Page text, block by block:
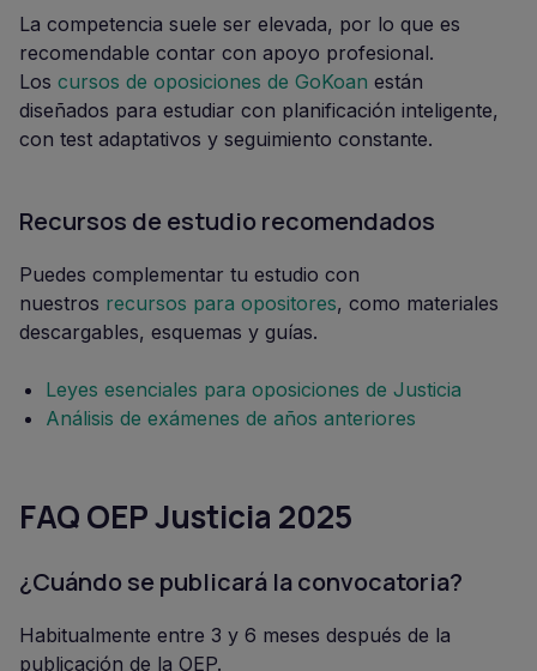
La competencia suele ser elevada, por lo que es
recomendable contar con apoyo profesional.
Los cursos de oposiciones de GoKoan están
diseñados para estudiar con planificación inteligente,
con test adaptativos y seguimiento constante.
Recursos de estudio recomendados
Puedes complementar tu estudio con
nuestros recursos para opositores, como materiales
descargables, esquemas y guías.
Leyes esenciales para oposiciones de Justicia
Análisis de exámenes de años anteriores
FAQ OEP Justicia 2025
¿Cuándo se publicará la convocatoria?
Habitualmente entre 3 y 6 meses después de la
publicación de la OEP.